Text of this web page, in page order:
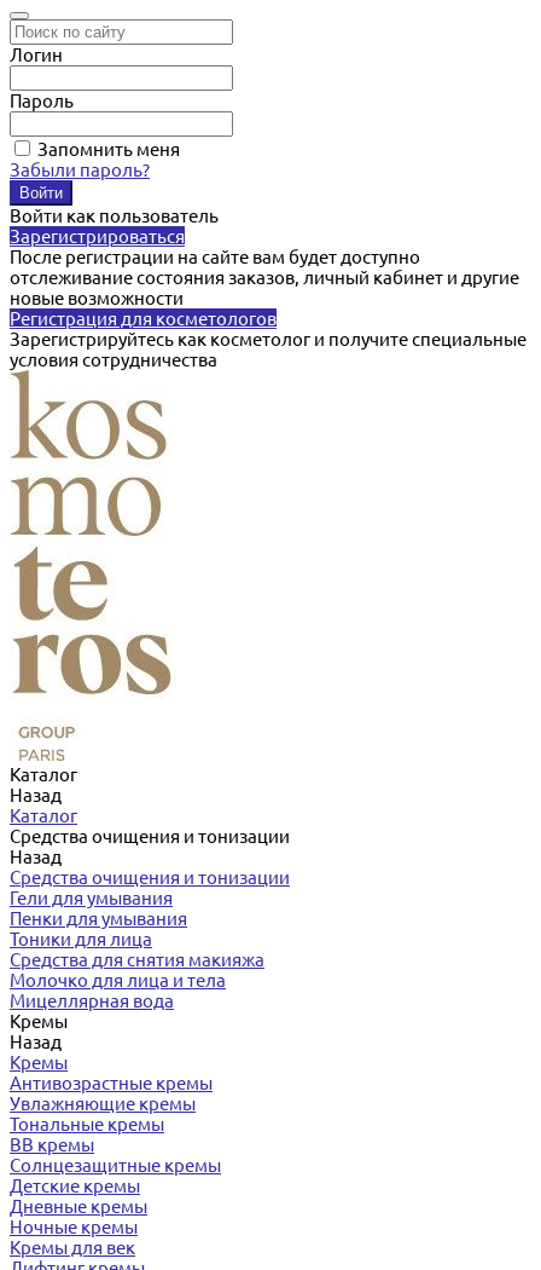
Логин
Пароль
Запомнить меня
Забыли пароль?
Войти как пользователь
Зарегистрироваться
После регистрации на сайте вам будет доступно
отслеживание состояния заказов, личный кабинет и другие
новые возможности
Регистрация для косметологов
Зарегистрируйтесь как косметолог и получите специальные
условия сотрудничества
Каталог
Назад
Каталог
Средства очищения и тонизации
Назад
Средства очищения и тонизации
Гели для умывания
Пенки для умывания
Тоники для лица
Средства для снятия макияжа
Молочко для лица и тела
Мицеллярная вода
Кремы
Назад
Кремы
Антивозрастные кремы
Увлажняющие кремы
Тональные кремы
BB кремы
Солнцезащитные кремы
Детские кремы
Дневные кремы
Ночные кремы
Кремы для век